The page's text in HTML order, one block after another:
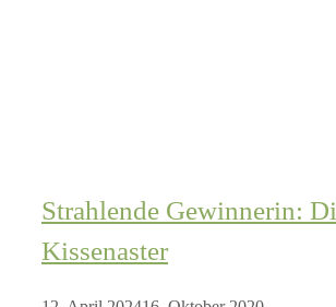
Strahlende Gewinnerin:
Kissenaster